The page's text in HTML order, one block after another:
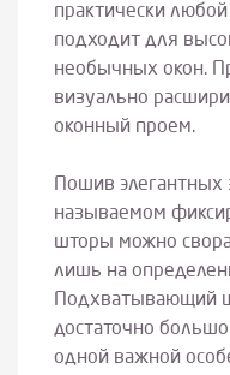
практически
подходит для
необычных окон.
визуально
оконный проем.
Пошив элегантных
называемом
шторы можно
лишь на
Подхватывающий
достаточно
одной важной